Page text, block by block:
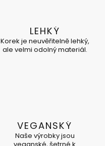
LEHKÝ
Korek je neuvěřitelně lehký,
ale velmi odolný materiál.
VEGANSKÝ
Naše výrobky jsou
veganské, šetrné k